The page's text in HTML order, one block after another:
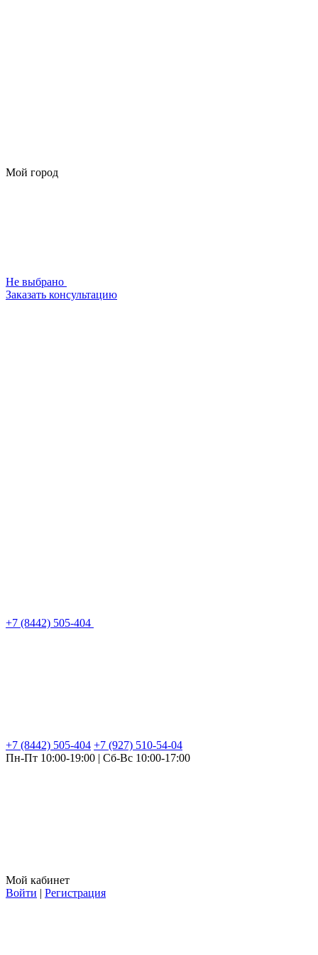
Мой город
Не выбрано
Заказать консультацию
+7 (8442) 505-404
+7 (8442) 505-404 +7 (927) 510-54-04
Пн-Пт 10:00-19:00 | Сб-Вс 10:00-17:00
Мой кабинет
Войти | Регистрация